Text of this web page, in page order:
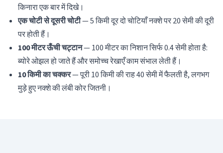
किनारा एक बार में दिखे।
एक चोटी से दूसरी चोटी— 5 किमी दूर दो चोटियाँ नक्शे पर 20 सेमी की दूरी
पर होती हैं।
100 मीटर ऊँची चट्टान— 100 मीटर का निशान सिर्फ 0.4 सेमी होता है:
ब्योरे ओझल हो जाते हैं और समोच्च रेखाएँ काम संभाल लेती हैं।
10 किमी का चक्कर— पूरी 10 किमी की राह 40 सेमी में फैलती है, लगभग
मुड़े हुए नक्शे की लंबी कोर जितनी।